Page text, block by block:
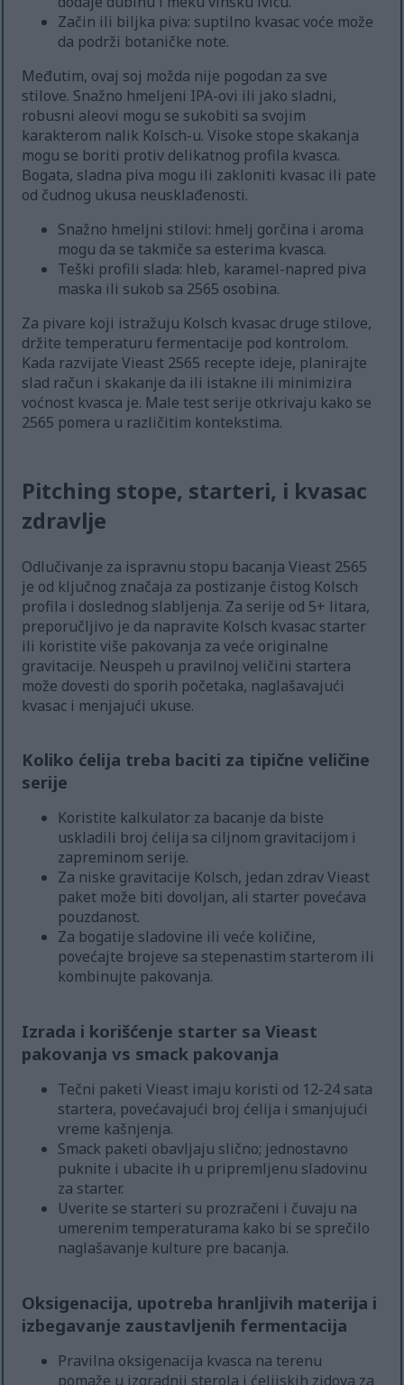
Začin ili biljka piva: suptilno kvasac voće može
da podrži botaničke note.
Međutim, ovaj soj možda nije pogodan za sve
stilove. Snažno hmeljeni IPA-ovi ili jako sladni,
robusni aleovi mogu se sukobiti sa svojim
karakterom nalik Kolsch-u. Visoke stope skakanja
mogu se boriti protiv delikatnog profila kvasca.
Bogata, sladna piva mogu ili zakloniti kvasac ili pate
od čudnog ukusa neusklađenosti.
Snažno hmeljni stilovi: hmelj gorčina i aroma
mogu da se takmiče sa esterima kvasca.
Teški profili slada: hleb, karamel-napred piva
maska ili sukob sa 2565 osobina.
Za pivare koji istražuju Kolsch kvasac druge stilove,
držite temperaturu fermentacije pod kontrolom.
Kada razvijate Vieast 2565 recepte ideje, planirajte
slad račun i skakanje da ili istakne ili minimizira
voćnost kvasca je. Male test serije otkrivaju kako se
2565 pomera u različitim kontekstima.
Pitching stope, starteri, i kvasac
zdravlje
Odlučivanje za ispravnu stopu bacanja Vieast 2565
je od ključnog značaja za postizanje čistog Kolsch
profila i doslednog slabljenja. Za serije od 5+ litara,
preporučljivo je da napravite Kolsch kvasac starter
ili koristite više pakovanja za veće originalne
gravitacije. Neuspeh u pravilnoj veličini startera
može dovesti do sporih početaka, naglašavajući
kvasac i menjajući ukuse.
Koliko ćelija treba baciti za tipične veličine
serije
Koristite kalkulator za bacanje da biste
uskladili broj ćelija sa ciljnom gravitacijom i
zapreminom serije.
Za niske gravitacije Kolsch, jedan zdrav Vieast
paket može biti dovoljan, ali starter povećava
pouzdanost.
Za bogatije sladovine ili veće količine,
povećajte brojeve sa stepenastim starterom ili
kombinujte pakovanja.
Izrada i korišćenje starter sa Vieast
pakovanja vs smack pakovanja
Tečni paketi Vieast imaju koristi od 12-24 sata
startera, povećavajući broj ćelija i smanjujući
vreme kašnjenja.
Smack paketi obavljaju slično; jednostavno
puknite i ubacite ih u pripremljenu sladovinu
za starter.
Uverite se starteri su prozračeni i čuvaju na
umerenim temperaturama kako bi se sprečilo
naglašavanje kulture pre bacanja.
Oksigenacija, upotreba hranljivih materija i
izbegavanje zaustavljenih fermentacija
Pravilna oksigenacija kvasca na terenu
pomaže u izgradnji sterola i ćelijskih zidova za